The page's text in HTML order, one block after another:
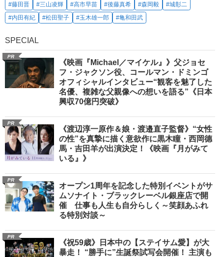
#藤田晋 #三山凌輝 #高市早苗 #後藤真希 #森岡毅
#城彰二
#内田有紀
#松田聖子 #玉木雄一郎 #亀和田武
SPECIAL
PR
《映画『Michael／マイケル』》父ジョセ
フ・ジャクソン役、コールマン・ドミンゴ
オフィシャルインタビュー“観客を魅了した
名優、複雑な父親像への想いを語る”《日本
興収70億円突破》
PR
《渡辺淳一原作＆娘・渡邉直子監督》“女性
の性”を真摯に描く意欲作に黒木瞳・西岡德
馬・吉田羊が出演決定！《映画『月がみて
いる』》
PR
オープン1周年を記念した特別イベントがサ
ムソナイト・ブラックレーベル銀座店で開
催 仕事も人生も自分らしく～笑顔あふれ
る特別対談～
PR
《祝59歳》日本中の【ステイサム愛】が大
暴走！ “勝手に”生誕祭試写会開催！ 主演も